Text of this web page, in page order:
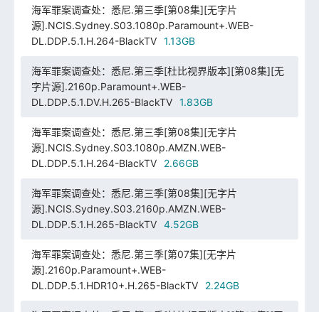
海军罪案调查处：悉尼.第三季[第08集][无字片
源].NCIS.Sydney.S03.1080p.Paramount+.WEB-
DL.DDP.5.1.H.264-BlackTV
1.13GB
海军罪案调查处：悉尼.第三季[杜比视界版本][第08集][无
字片源].2160p.Paramount+.WEB-
DL.DDP.5.1.DV.H.265-BlackTV
1.83GB
海军罪案调查处：悉尼.第三季[第08集][无字片
源].NCIS.Sydney.S03.1080p.AMZN.WEB-
DL.DDP.5.1.H.264-BlackTV
2.66GB
海军罪案调查处：悉尼.第三季[第08集][无字片
源].NCIS.Sydney.S03.2160p.AMZN.WEB-
DL.DDP.5.1.H.265-BlackTV
4.52GB
海军罪案调查处：悉尼.第三季[第07集][无字片
源].2160p.Paramount+.WEB-
DL.DDP.5.1.HDR10+.H.265-BlackTV
2.24GB